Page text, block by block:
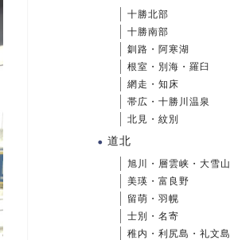
十勝北部
十勝南部
釧路・阿寒湖
根室・別海・羅臼
網走・知床
帯広・十勝川温泉
北見・紋別
道北
旭川・層雲峡・大雪山
美瑛・富良野
留萌・羽幌
士別・名寄
稚内・利尻島・礼文島